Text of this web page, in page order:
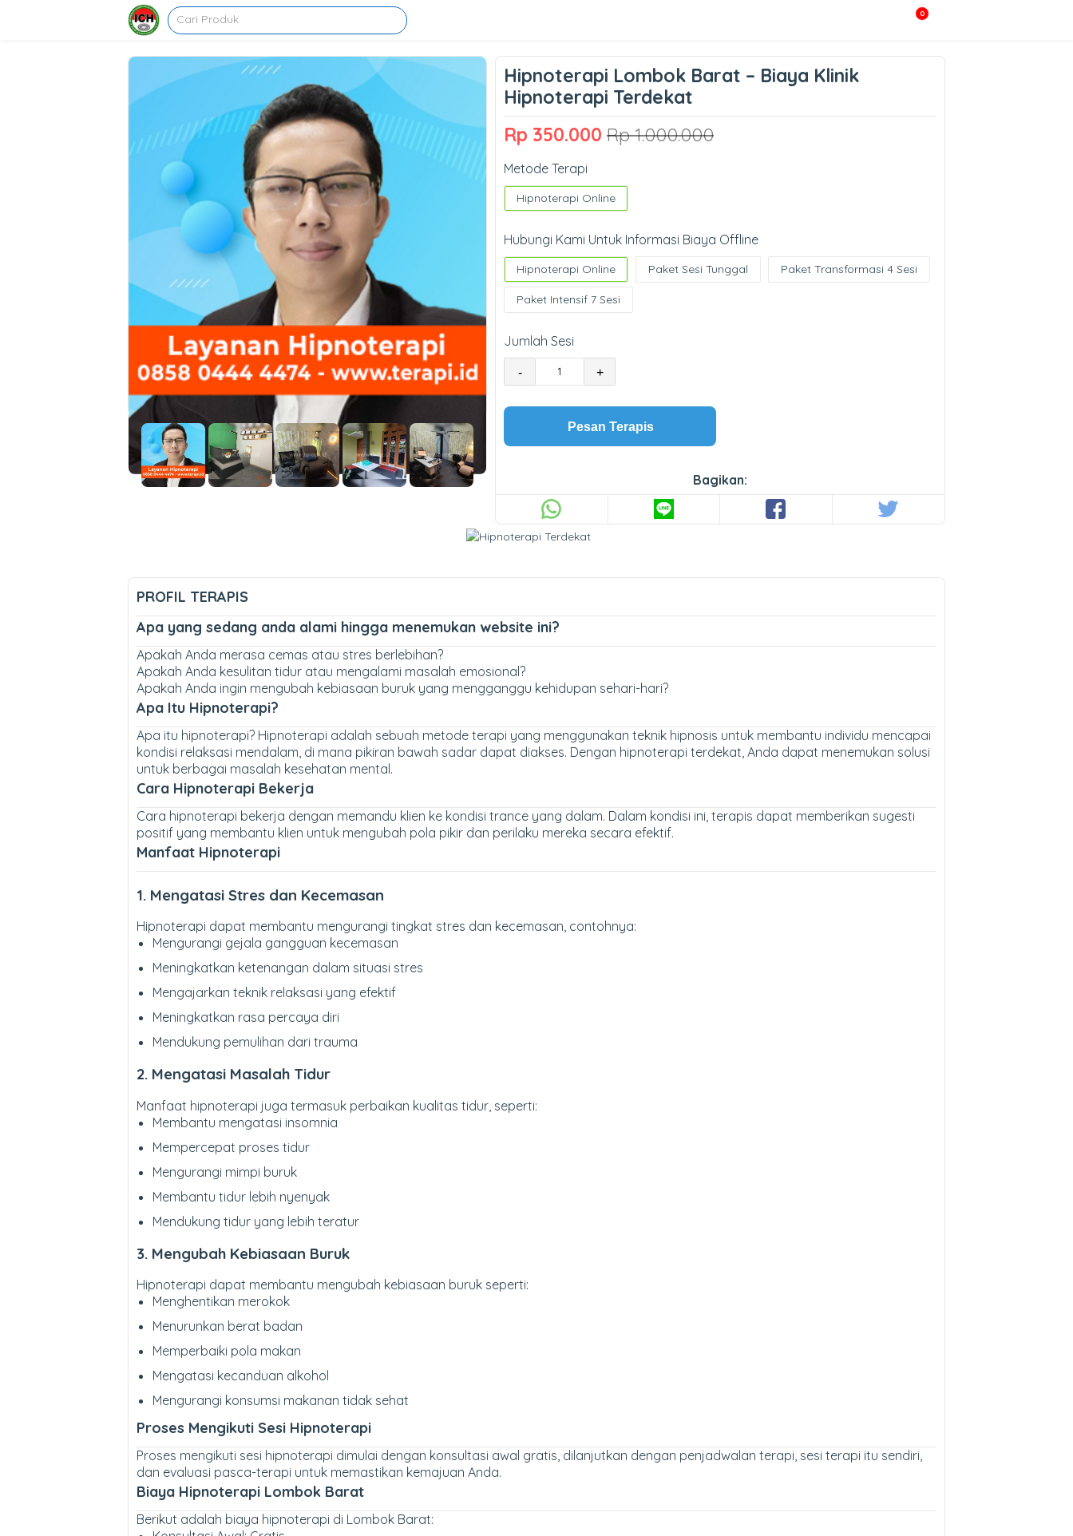
0
Hipnoterapi Lombok Barat – Biaya Klinik
Hipnoterapi Terdekat
Rp 350.000 Rp 1.000.000
Metode Terapi
Hipnoterapi Online
Hubungi Kami Untuk Informasi Biaya Offline
Hipnoterapi Online Paket Sesi Tunggal Paket Transformasi 4 Sesi
Paket Intensif 7 Sesi
Jumlah Sesi
- +
Pesan Terapis
Bagikan:
PROFIL TERAPIS
Apa yang sedang anda alami hingga menemukan website ini?
Apakah Anda merasa cemas atau stres berlebihan?
Apakah Anda kesulitan tidur atau mengalami masalah emosional?
Apakah Anda ingin mengubah kebiasaan buruk yang mengganggu kehidupan sehari-hari?
Apa Itu Hipnoterapi?
Apa itu hipnoterapi? Hipnoterapi adalah sebuah metode terapi yang menggunakan teknik hipnosis untuk membantu individu mencapai
kondisi relaksasi mendalam, di mana pikiran bawah sadar dapat diakses. Dengan hipnoterapi terdekat, Anda dapat menemukan solusi
untuk berbagai masalah kesehatan mental.
Cara Hipnoterapi Bekerja
Cara hipnoterapi bekerja dengan memandu klien ke kondisi trance yang dalam. Dalam kondisi ini, terapis dapat memberikan sugesti
positif yang membantu klien untuk mengubah pola pikir dan perilaku mereka secara efektif.
Manfaat Hipnoterapi
1. Mengatasi Stres dan Kecemasan
Hipnoterapi dapat membantu mengurangi tingkat stres dan kecemasan, contohnya:
Mengurangi gejala gangguan kecemasan
Meningkatkan ketenangan dalam situasi stres
Mengajarkan teknik relaksasi yang efektif
Meningkatkan rasa percaya diri
Mendukung pemulihan dari trauma
2. Mengatasi Masalah Tidur
Manfaat hipnoterapi juga termasuk perbaikan kualitas tidur, seperti:
Membantu mengatasi insomnia
Mempercepat proses tidur
Mengurangi mimpi buruk
Membantu tidur lebih nyenyak
Mendukung tidur yang lebih teratur
3. Mengubah Kebiasaan Buruk
Hipnoterapi dapat membantu mengubah kebiasaan buruk seperti:
Menghentikan merokok
Menurunkan berat badan
Memperbaiki pola makan
Mengatasi kecanduan alkohol
Mengurangi konsumsi makanan tidak sehat
Proses Mengikuti Sesi Hipnoterapi
Proses mengikuti sesi hipnoterapi dimulai dengan konsultasi awal gratis, dilanjutkan dengan penjadwalan terapi, sesi terapi itu sendiri,
dan evaluasi pasca-terapi untuk memastikan kemajuan Anda.
Biaya Hipnoterapi Lombok Barat
Berikut adalah biaya hipnoterapi di Lombok Barat: